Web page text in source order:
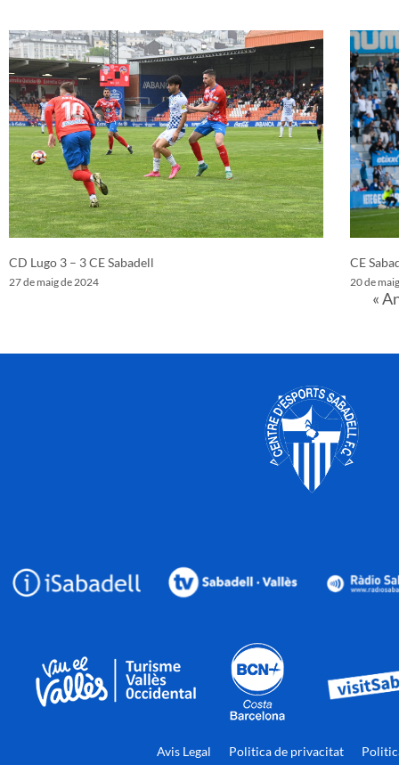
CD Lugo 3 – 3 CE Sabadell
27 de maig de 2024
CE
20 de
«
Avis Legal Politica de privacitat